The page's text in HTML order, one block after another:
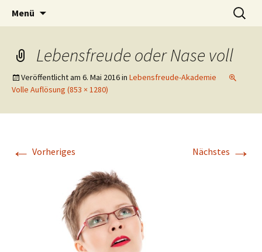
Lebensfreude-Akademie
Lerne deinen stressigen Alltag mit mehr
Freude und Gelassenheit erfolgreich meistern
und genießen zu können.
Menü
Suchen
nach:
Lebensfreude oder Nase voll
Veröffentlicht am 6. Mai 2016in Lebensfreude-Akademie
Volle Auflösung (853 × 1280)
← Vorheriges Nächstes →